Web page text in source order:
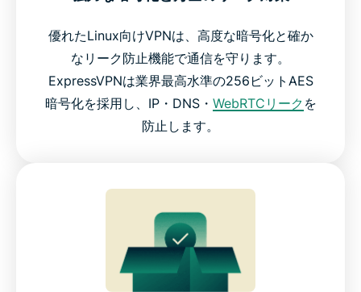
優れたLinux向けVPNは、高度な暗号化と確か
なリーク防止機能で通信を守ります。
ExpressVPNは業界最高水準の256ビットAES
暗号化を採用し、IP・DNS・ WebRTCリーク を
防止します。